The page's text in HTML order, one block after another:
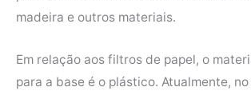
madeira e outros materiais.
Em relação aos filtros de papel, o
para a base é o plástico. Atualmente,